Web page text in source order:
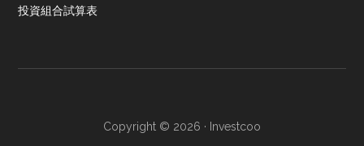
投資組合試算表
Copyright © 2026 · Investcoo